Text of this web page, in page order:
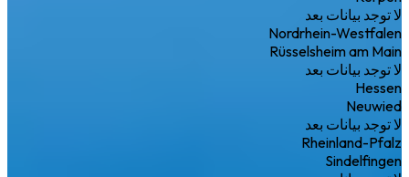
لا توجد بيانات بعد
Nordrhein-Westfalen
Rüsselsheim am Main
لا توجد بيانات بعد
Hessen
Neuwied
لا توجد بيانات بعد
Rheinland-Pfalz
Sindelfingen